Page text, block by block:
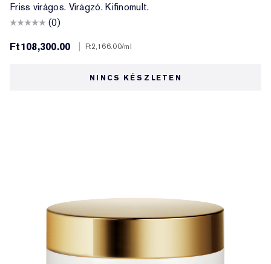
Friss virágos. Virágzó. Kifinomult.
(0)
Ft108,300.00
Ft2,166.00/ml
NINCS KÉSZLETEN